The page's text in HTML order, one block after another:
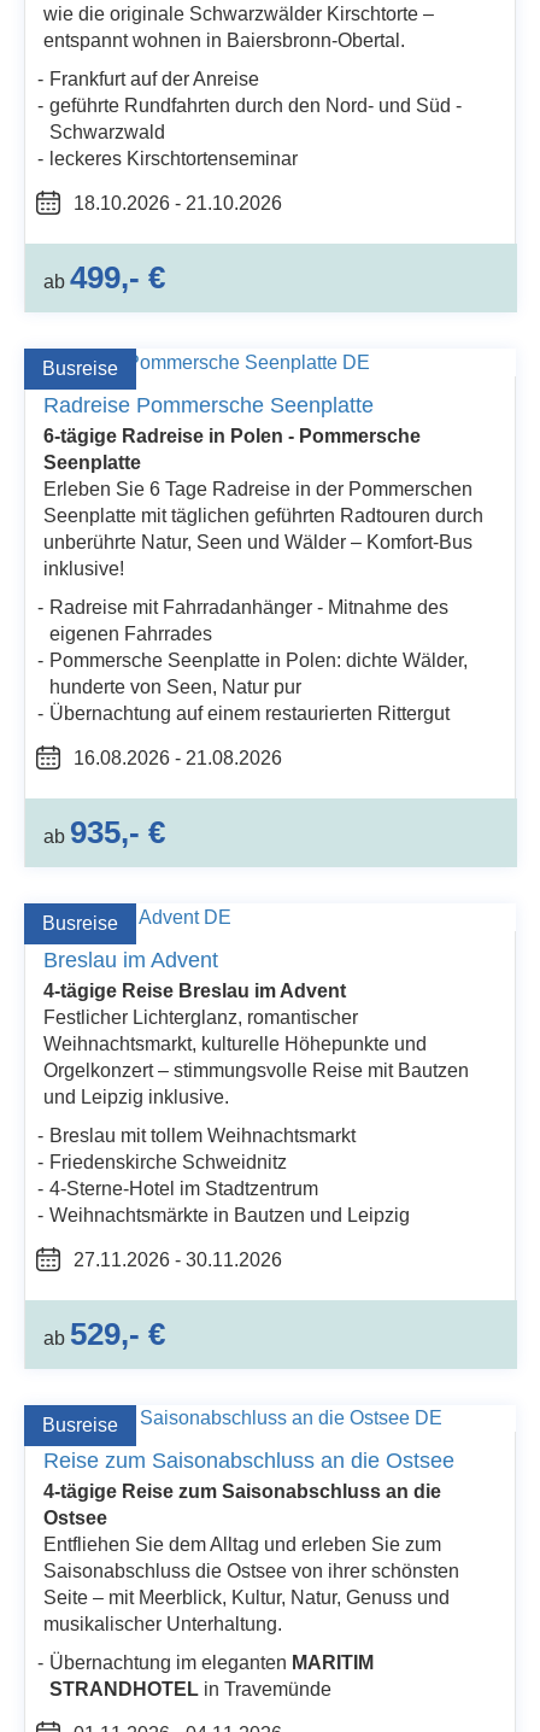
wie die originale Schwarzwälder Kirschtorte –
entspannt wohnen in Baiersbronn-Obertal.
Frankfurt auf der Anreise
geführte Rundfahrten durch den Nord- und Süd -
Schwarzwald
leckeres Kirschtortenseminar
18.10.2026 - 21.10.2026
ab 499,- €
Busreise
Radreise Pommersche Seenplatte
6-tägige Radreise in Polen - Pommersche
Seenplatte
Erleben Sie 6 Tage Radreise in der Pommerschen
Seenplatte mit täglichen geführten Radtouren durch
unberührte Natur, Seen und Wälder – Komfort-Bus
inklusive!
Radreise mit Fahrradanhänger - Mitnahme des
eigenen Fahrrades
Pommersche Seenplatte in Polen: dichte Wälder,
hunderte von Seen, Natur pur
Übernachtung auf einem restaurierten Rittergut
16.08.2026 - 21.08.2026
ab 935,- €
Busreise
Breslau im Advent
4-tägige Reise Breslau im Advent
Festlicher Lichterglanz, romantischer
Weihnachtsmarkt, kulturelle Höhepunkte und
Orgelkonzert – stimmungsvolle Reise mit Bautzen
und Leipzig inklusive.
Breslau mit tollem Weihnachtsmarkt
Friedenskirche Schweidnitz
4-Sterne-Hotel im Stadtzentrum
Weihnachtsmärkte in Bautzen und Leipzig
27.11.2026 - 30.11.2026
ab 529,- €
Busreise
Reise zum Saisonabschluss an die Ostsee
4-tägige Reise zum Saisonabschluss an die
Ostsee
Entfliehen Sie dem Alltag und erleben Sie zum
Saisonabschluss die Ostsee von ihrer schönsten
Seite – mit Meerblick, Kultur, Natur, Genuss und
musikalischer Unterhaltung.
Übernachtung im eleganten MARITIM
STRANDHOTEL in Travemünde